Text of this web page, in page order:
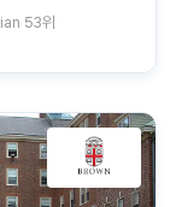
2015년 All UK universities ranked by the Guardian 53위